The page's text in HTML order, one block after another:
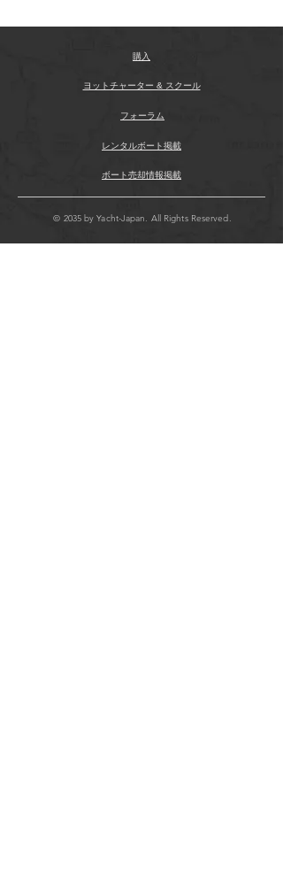
購入
ヨットチャーター & スクール
フォーラム
レンタルボート掲載
ボート売却情報掲載
© 2035 by Yacht-Japan. All Rights Reserved.